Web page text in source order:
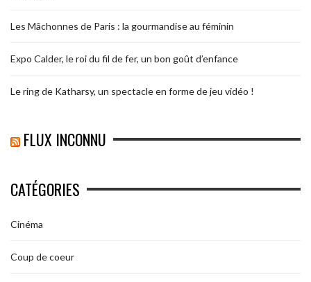
Les Mâchonnes de Paris : la gourmandise au féminin
Expo Calder, le roi du fil de fer, un bon goût d’enfance
Le ring de Katharsy, un spectacle en forme de jeu vidéo !
FLUX INCONNU
CATÉGORIES
Cinéma
Coup de coeur